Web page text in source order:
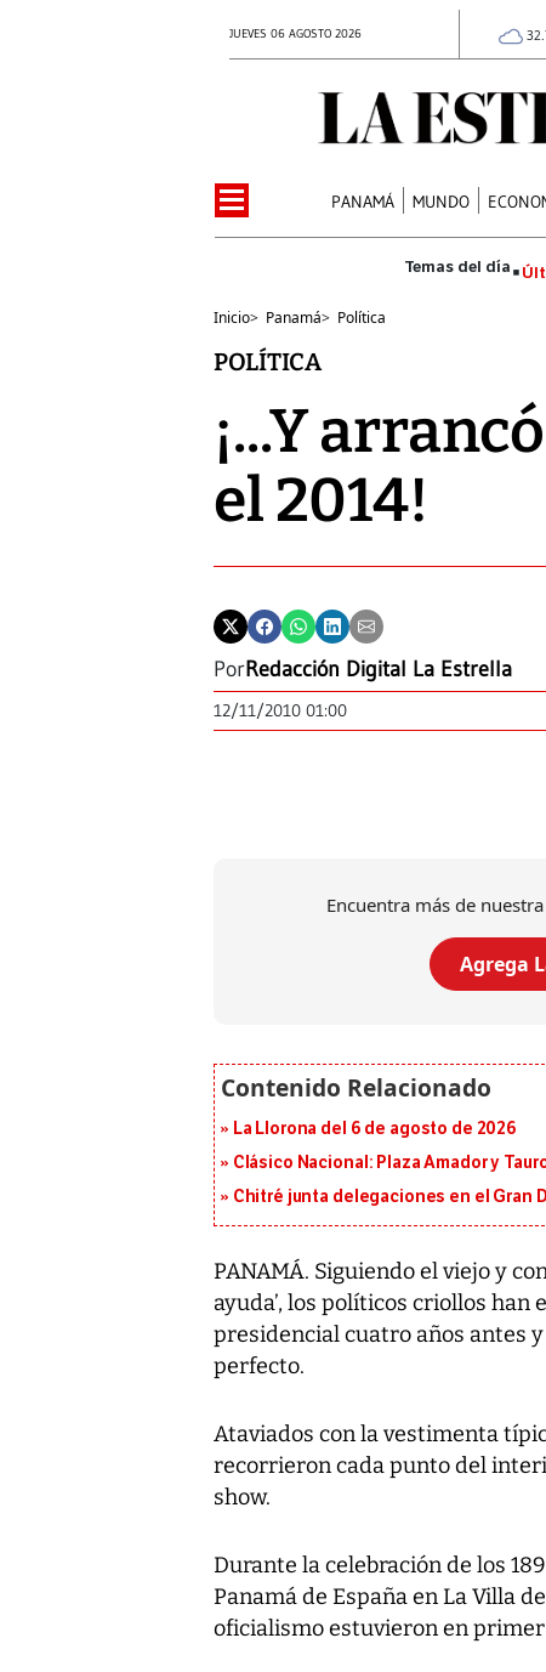
JUEVES 06 AGOSTO 2026
PANAMÁ MUNDO
Inicio> Panamá> Política
POLÍTICA
¡...Y
el 2014!
PorRedacción Digital La Estrella
12/11/2010 01:00
Encuentra más de
Agrega
La Llorona del 6 de agosto de 2026
Clásico Nacional: Plaza Amador y
Chitré junta delegaciones en el Gran
PANAMÁ. Siguiendo el viejo y
ayuda’, los políticos criollos
presidencial cuatro años antes
perfecto.
Ataviados con la vestimenta
recorrieron cada punto del
show.
Durante la celebración de los
Panamá de España en La Villa
oficialismo estuvieron en